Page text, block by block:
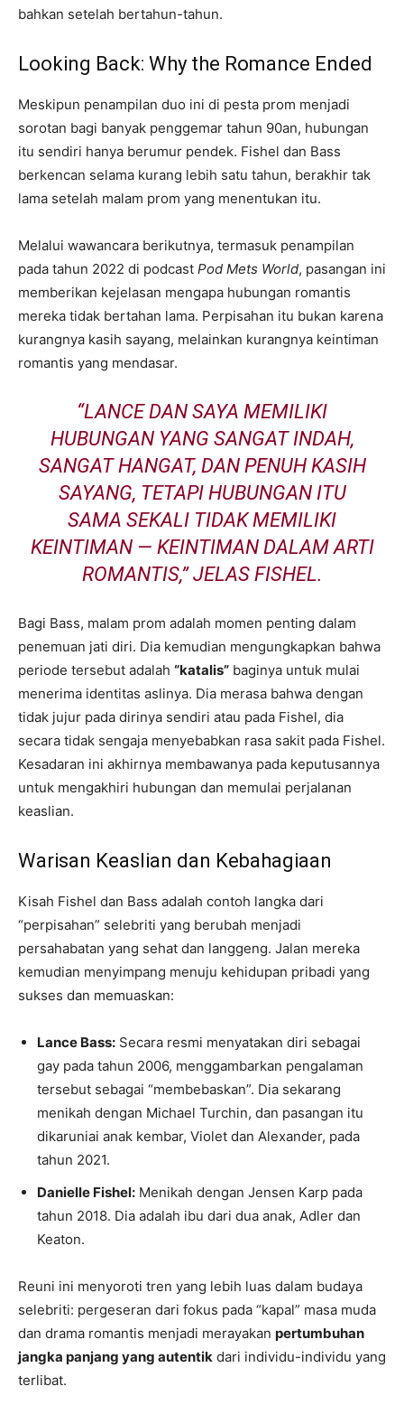
bahkan setelah bertahun-tahun.
Looking Back: Why the Romance Ended
Meskipun penampilan duo ini di pesta prom menjadi
sorotan bagi banyak penggemar tahun 90an, hubungan
itu sendiri hanya berumur pendek. Fishel dan Bass
berkencan selama kurang lebih satu tahun, berakhir tak
lama setelah malam prom yang menentukan itu.
Melalui wawancara berikutnya, termasuk penampilan
pada tahun 2022 di podcast Pod Mets World, pasangan ini
memberikan kejelasan mengapa hubungan romantis
mereka tidak bertahan lama. Perpisahan itu bukan karena
kurangnya kasih sayang, melainkan kurangnya keintiman
romantis yang mendasar.
“LANCE DAN SAYA MEMILIKI
HUBUNGAN YANG SANGAT INDAH,
SANGAT HANGAT, DAN PENUH KASIH
SAYANG, TETAPI HUBUNGAN ITU
SAMA SEKALI TIDAK MEMILIKI
KEINTIMAN — KEINTIMAN DALAM ARTI
ROMANTIS,” JELAS FISHEL.
Bagi Bass, malam prom adalah momen penting dalam
penemuan jati diri. Dia kemudian mengungkapkan bahwa
periode tersebut adalah “katalis” baginya untuk mulai
menerima identitas aslinya. Dia merasa bahwa dengan
tidak jujur ​​pada dirinya sendiri atau pada Fishel, dia
secara tidak sengaja menyebabkan rasa sakit pada Fishel.
Kesadaran ini akhirnya membawanya pada keputusannya
untuk mengakhiri hubungan dan memulai perjalanan
keaslian.
Warisan Keaslian dan Kebahagiaan
Kisah Fishel dan Bass adalah contoh langka dari
“perpisahan” selebriti yang berubah menjadi
persahabatan yang sehat dan langgeng. Jalan mereka
kemudian menyimpang menuju kehidupan pribadi yang
sukses dan memuaskan:
Lance Bass: Secara resmi menyatakan diri sebagai
gay pada tahun 2006, menggambarkan pengalaman
tersebut sebagai “membebaskan”. Dia sekarang
menikah dengan Michael Turchin, dan pasangan itu
dikaruniai anak kembar, Violet dan Alexander, pada
tahun 2021.
Danielle Fishel: Menikah dengan Jensen Karp pada
tahun 2018. Dia adalah ibu dari dua anak, Adler dan
Keaton.
Reuni ini menyoroti tren yang lebih luas dalam budaya
selebriti: pergeseran dari fokus pada “kapal” masa muda
dan drama romantis menjadi merayakan pertumbuhan
jangka panjang yang autentik dari individu-individu yang
terlibat.